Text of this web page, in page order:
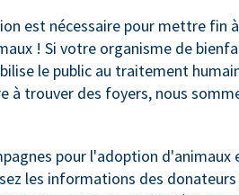
est nécessaire pour mettre fin
! Si votre organisme de
le public au traitement
à trouver des foyers, nous
pour l'adoption d'animaux
les informations des